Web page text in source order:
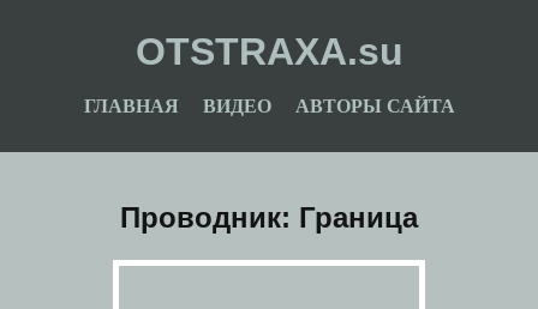
OTSTRAXA.su
ГЛАВНАЯ ВИДЕО АВТОРЫ САЙТА
Проводник: Граница